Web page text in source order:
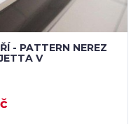
- PATTERN NEREZ
V